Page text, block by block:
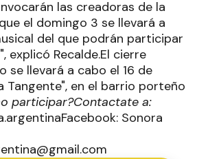
las creadoras de la
el domingo 3 se llevará a
del que podrán participar
explicó Recalde.El cierre
se llevará a cabo el 16 de
Tangente", en el barrio porteño
participar?Contactate a:
Sonora